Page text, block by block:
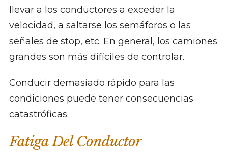
llevar a los conductores a exceder la
velocidad, a saltarse los semáforos o las
señales de stop, etc. En general, los camiones
grandes son más difíciles de controlar.
Conducir demasiado rápido para las
condiciones puede tener consecuencias
catastróficas.
Fatiga Del Conductor